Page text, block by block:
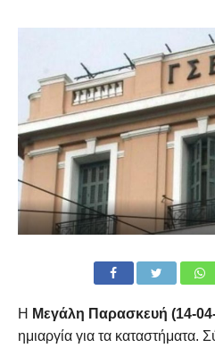
Η Μεγάλη Παρασκευή (14-
ημιαργία για τα καταστήματα.